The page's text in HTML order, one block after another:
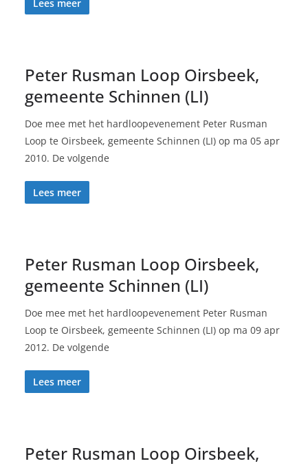
Lees meer
Peter Rusman Loop Oirsbeek,
gemeente Schinnen (LI)
Doe mee met het hardloopevenement Peter Rusman
Loop te Oirsbeek, gemeente Schinnen (LI) op ma 05 apr
2010. De volgende
Lees meer
Peter Rusman Loop Oirsbeek,
gemeente Schinnen (LI)
Doe mee met het hardloopevenement Peter Rusman
Loop te Oirsbeek, gemeente Schinnen (LI) op ma 09 apr
2012. De volgende
Lees meer
Peter Rusman Loop Oirsbeek,